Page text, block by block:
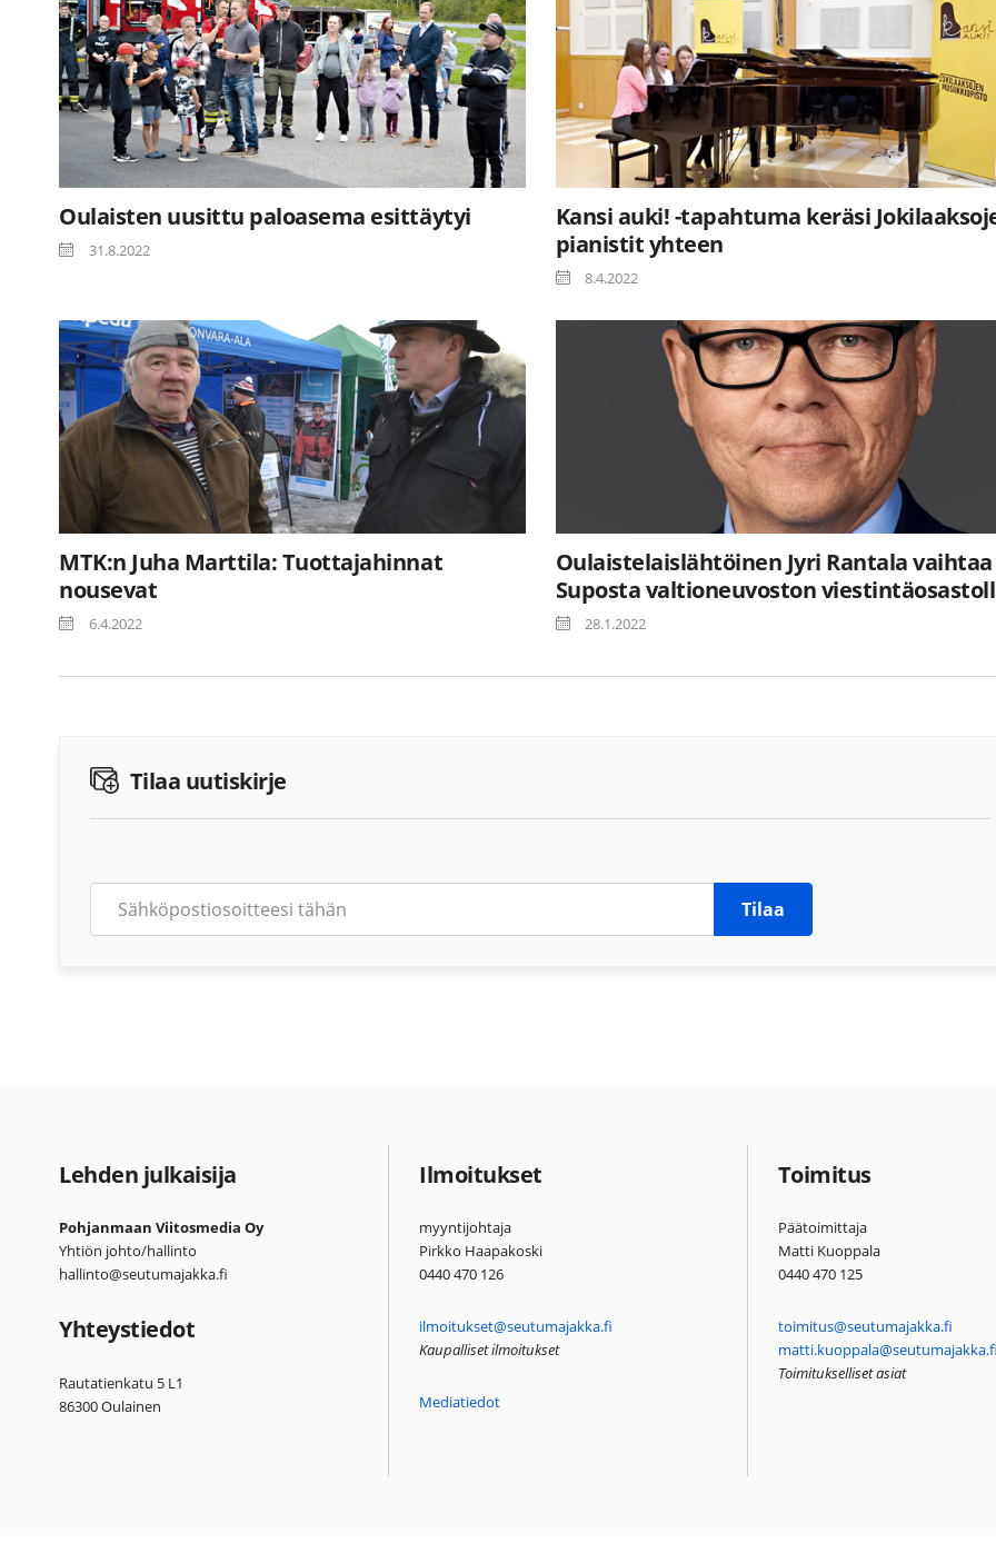
Oulaisten uusittu paloasema esittäytyi
31.8.2022
Kansi auki! -tapahtuma keräsi
pianistit yhteen
8.4.2022
MTK:n Juha Marttila: Tuottajahinnat
nousevat
6.4.2022
Oulaistelaislähtöinen Jyri Rantala vaihtaa
Suposta valtioneuvoston
28.1.2022
Tilaa uutiskirje
Tilaa
Lehden julkaisija
Pohjanmaan Viitosmedia Oy
Yhtiön johto/hallinto
hallinto@seutumajakka.fi
Yhteystiedot
Rautatienkatu 5 L1
86300 Oulainen
Ilmoitukset
myyntijohtaja
Pirkko Haapakoski
0440 470 126
ilmoitukset@seutumajakka.fi
Kaupalliset ilmoitukset
Mediatiedot
Toimitus
Päätoimittaja
Matti Kuoppala
0440 470 125
toimitus@seutumajakka.fi
Toimitukselliset asiat